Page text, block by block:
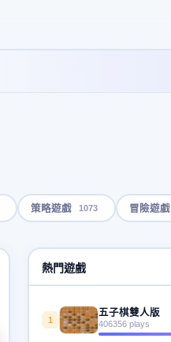
策略遊戲 1073 冒險遊戲
熱門遊戲
1
五子棋雙人版
406356 plays